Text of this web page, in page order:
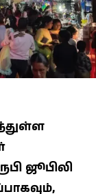
ஜூபிலி